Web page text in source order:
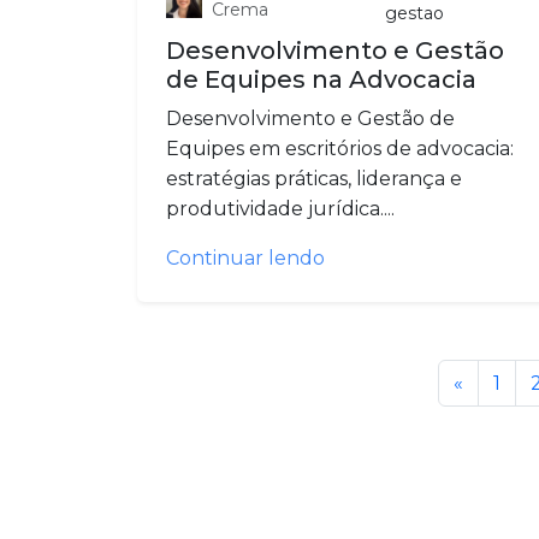
Crema
gestao
Desenvolvimento e Gestão
de Equipes na Advocacia
Desenvolvimento e Gestão de
Equipes em escritórios de advocacia:
estratégias práticas, liderança e
produtividade jurídica....
Continuar lendo
« 1